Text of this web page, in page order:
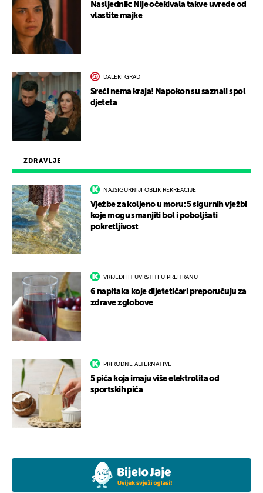
ZDRAVLJE
NAJSIGURNIJI OBLIK REKREACIJE
Vježbe za koljeno u moru: 5 sigurnih vježbi
koje mogu smanjiti bol i poboljšati
pokretljivost
VRIJEDI IH UVRSTITI U PREHRANU
6 napitaka koje dijetetičari preporučuju za
zdrave zglobove
PRIRODNE ALTERNATIVE
5 pića koja imaju više elektrolita od
sportskih pića
Nasljednik: Nije očekivala takve uvrede od
vlastite majke
DALEKI GRAD
Sreći nema kraja! Napokon su saznali spol
djeteta